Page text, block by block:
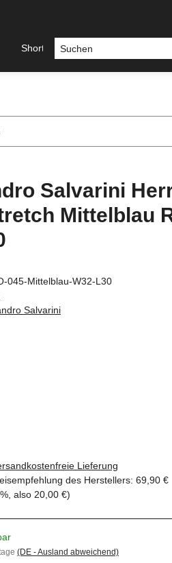
Shorts & Bermudas
Salvarini
Mittelblau
045-Mittelblau-W32-L30
Salvarini
Lieferung
des Herstellers: 69,90 €
, also 20,00 €)
(DE - Ausland abweichend)